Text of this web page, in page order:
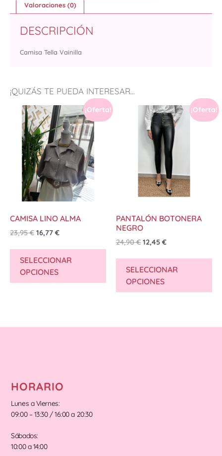
¡QUIZÁS TE PUEDA INTERESAR...
¡Oferta!
CAMISA LINO ALMA
23,95€ 16,77 €
SELECCIONAR
OPCIONES
¡Oferta!
PANTALÓN BOTONERA
NEGRO
24,90€ 12,45 €
SELECCIONAR
OPCIONES
Valoraciones (0)
DESCRIPCIÓN
Camisa Tella Vainilla
HORARIO
Lunes a Viernes:
09:00 – 13:30 / 16:00 a 20:30
Sábados:
10:00 a 14:00